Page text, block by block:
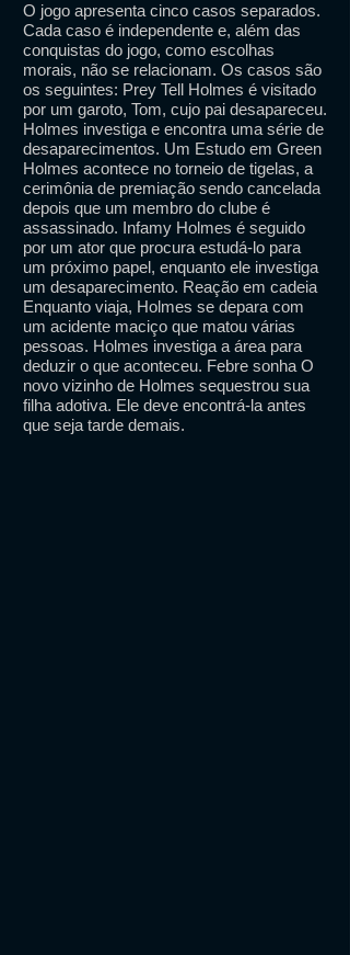
O jogo apresenta cinco casos separados.
Cada caso é independente e, além das
conquistas do jogo, como escolhas
morais, não se relacionam. Os casos são
os seguintes: Prey Tell Holmes é visitado
por um garoto, Tom, cujo pai desapareceu.
Holmes investiga e encontra uma série de
desaparecimentos. Um Estudo em Green
Holmes acontece no torneio de tigelas, a
cerimônia de premiação sendo cancelada
depois que um membro do clube é
assassinado. Infamy Holmes é seguido
por um ator que procura estudá-lo para
um próximo papel, enquanto ele investiga
um desaparecimento. Reação em cadeia
Enquanto viaja, Holmes se depara com
um acidente maciço que matou várias
pessoas. Holmes investiga a área para
deduzir o que aconteceu. Febre sonha O
novo vizinho de Holmes sequestrou sua
filha adotiva. Ele deve encontrá-la antes
que seja tarde demais.